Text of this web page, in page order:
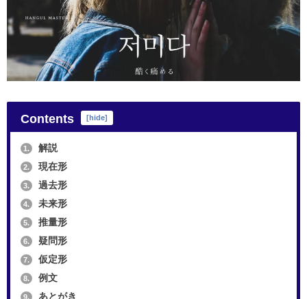
Contents [hide]
1. 解説
2. 現在形
3. 過去形
4. 未来形
5. 推量形
6. 疑問形
7. 仮定形
8. 例文
9. あとがき